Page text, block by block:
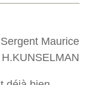
Maurice
H.KUNSELMAN